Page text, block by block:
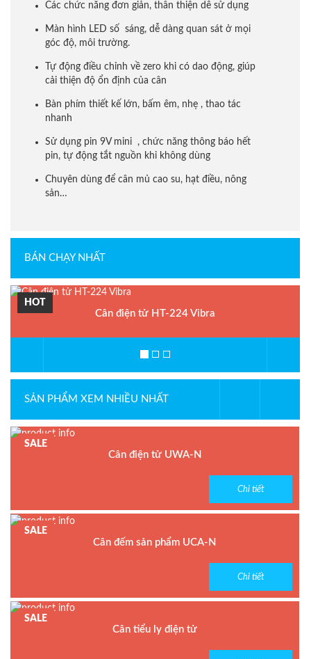
Các chức năng đơn giản, thân thiện dễ sử dụng
Màn hình LED số sáng, dễ dàng quan sát ở mọi
góc độ, môi trường.
Tự động điều chỉnh về zero khi có dao động, giúp
cải thiện độ ổn định của cân
Bàn phím thiết kế lớn, bấm êm, nhẹ , thao tác
nhanh
Sử dụng pin 9V mini , chức năng thông báo hết
pin, tự động tắt nguồn khi không dùng
Chuyên dùng để cân mủ cao su, hạt điều, nông
sản…
BÁN CHẠY NHẤT
HOT
Cân điện tử HT-224 Vibra
SẢN PHẨM XEM NHIỀU NHẤT
SALE
Cân điện tử UWA-N
Bảo hành: 1.5 năm
Chi tiết
SALE
Cân đếm sản phẩm UCA-N
Bảo hành: 1.5 năm
Chi tiết
SALE
Cân tiểu ly điện tử